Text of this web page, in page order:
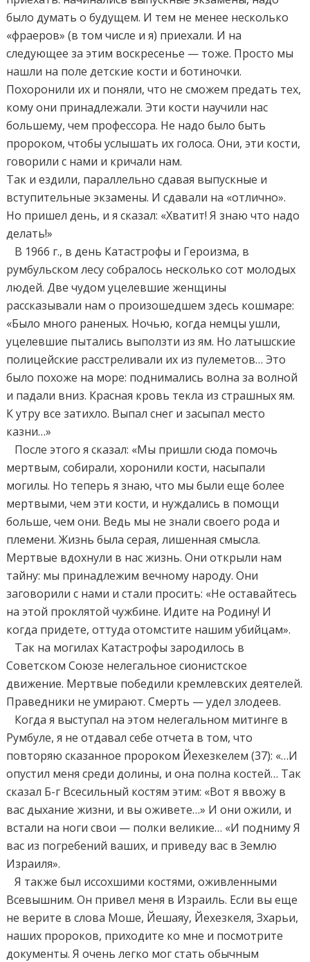
было думать о будущем. И тем не менее несколько
«фраеров» (в том числе и я) приехали. И на
следующее за этим воскресенье — тоже. Просто мы
нашли на поле детские кости и ботиночки.
Похоронили их и поняли, что не сможем предать тех,
кому они принадлежали. Эти кости научили нас
большему, чем профессора. Не надо было быть
пророком, чтобы услышать их голоса. Они, эти кости,
говорили с нами и кричали нам.
Так и ездили, параллельно сдавая выпускные и
вступительные экзамены. И сдавали на «отлично».
Но пришел день, и я сказал: «Хватит! Я знаю что надо
делать!»
В 1966 г., в день Катастрофы и Героизма, в
румбульском лесу собралось несколько сот молодых
людей. Две чудом уцелевшие женщины
рассказывали нам о произошедшем здесь кошмаре:
«Было много раненых. Ночью, когда немцы ушли,
уцелевшие пытались выползти из ям. Но латышские
полицейские расстреливали их из пулеметов… Это
было похоже на море: поднимались волна за волной
и падали вниз. Красная кровь текла из страшных ям.
К утру все затихло. Выпал снег и засыпал место
казни…»
После этого я сказал: «Мы пришли сюда помочь
мертвым, собирали, хоронили кости, насыпали
могилы. Но теперь я знаю, что мы были еще более
мертвыми, чем эти кости, и нуждались в помощи
больше, чем они. Ведь мы не знали своего рода и
племени. Жизнь была серая, лишенная смысла.
Мертвые вдохнули в нас жизнь. Они открыли нам
тайну: мы принадлежим вечному народу. Они
заговорили с нами и стали просить: «Не оставайтесь
на этой проклятой чужбине. Идите на Родину! И
когда придете, оттуда отомстите нашим убийцам».
Так на могилах Катастрофы зародилось в
Советском Союзе нелегальное сионистское
движение. Мертвые победили кремлевских деятелей.
Праведники не умирают. Смерть — удел злодеев.
Когда я выступал на этом нелегальном митинге в
Румбуле, я не отдавал себе отчета в том, что
повторяю сказанное пророком Йехезкелем (37): «…И
опустил меня среди долины, и она полна костей… Так
сказал Б-г Всесильный костям этим: «Вот я ввожу в
вас дыхание жизни, и вы оживете…» И они ожили, и
встали на ноги свои — полки великие… «И подниму Я
вас из погребений ваших, и приведу вас в Землю
Израиля».
Я также был иссохшими костями, оживленными
Всевышним. Он привел меня в Израиль. Если вы еще
не верите в слова Моше, Йешаяу, Йехезкеля, Зхарьи,
наших пророков, приходите ко мне и посмотрите
документы. Я очень легко мог стать обычным